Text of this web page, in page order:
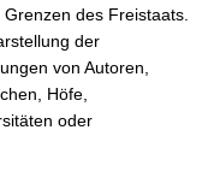
des Freistaats.
der
von Autoren,
Höfe,
oder